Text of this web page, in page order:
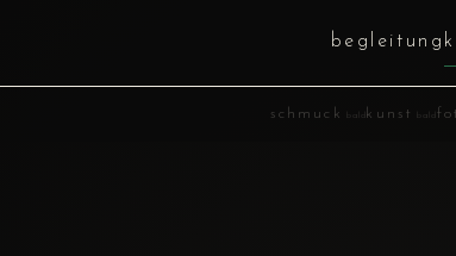
begleitung
schmuck bald kunst bald